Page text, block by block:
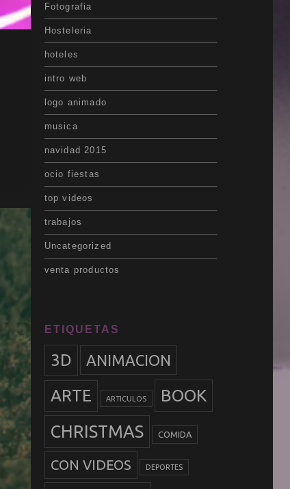
Fotografia
Hosteleria
hoteles
intro web
logo animado
musica
navidad 2015
ocio fiestas
top videos
trabajos
Uncategorized
venta productos
ETIQUETAS
3D ANIMACION
ARTE ARTICULOS
BOOK
CHRISTMAS
COMIDA
CON VIDEOS DEPORTES